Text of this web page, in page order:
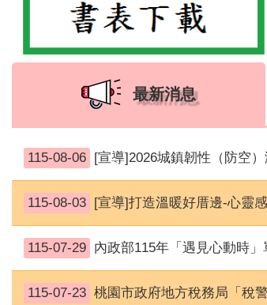
最新消息
115-08-06 [宣導]2026城鎮韌性（防空
115-08-03 [宣導]打造溫暖好厝邊-心靈
115-07-29 內政部115年「遇見心動時」單身聯誼
115-07-23 桃園市政府地方稅務局「稅